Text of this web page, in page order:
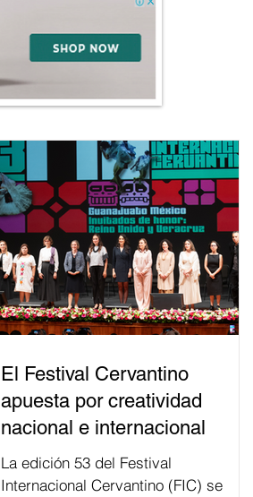
El Festival Cervantino
apuesta por creatividad
nacional e internacional
La edición 53 del Festival
Internacional Cervantino (FIC) se